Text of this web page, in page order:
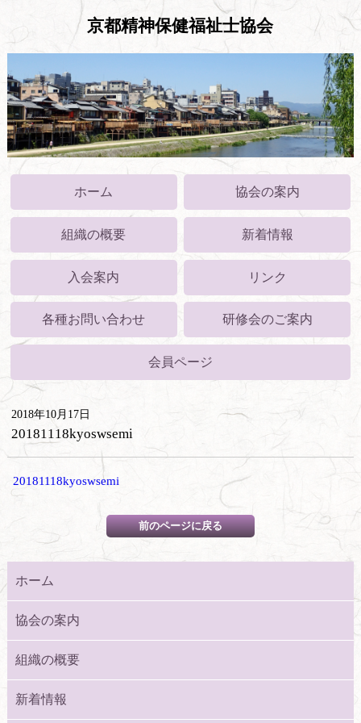
京都精神保健福祉士協会
ホーム 協会の案内
組織の概要 新着情報
入会案内 リンク
各種お問い合わせ 研修会のご案内
会員ページ
2018年10月17日
20181118kyoswsemi
20181118kyoswsemi
ホーム
協会の案内
組織の概要
新着情報